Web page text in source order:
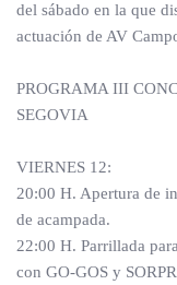
del sábado en la que
actuación de AV
PROGRAMA III
SEGOVIA
VIERNES 12:
20:00 H. Apertura de
de acampada.
22:00 H. Parrillada
con GO-GOS y